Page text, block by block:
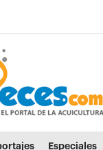
Especiales